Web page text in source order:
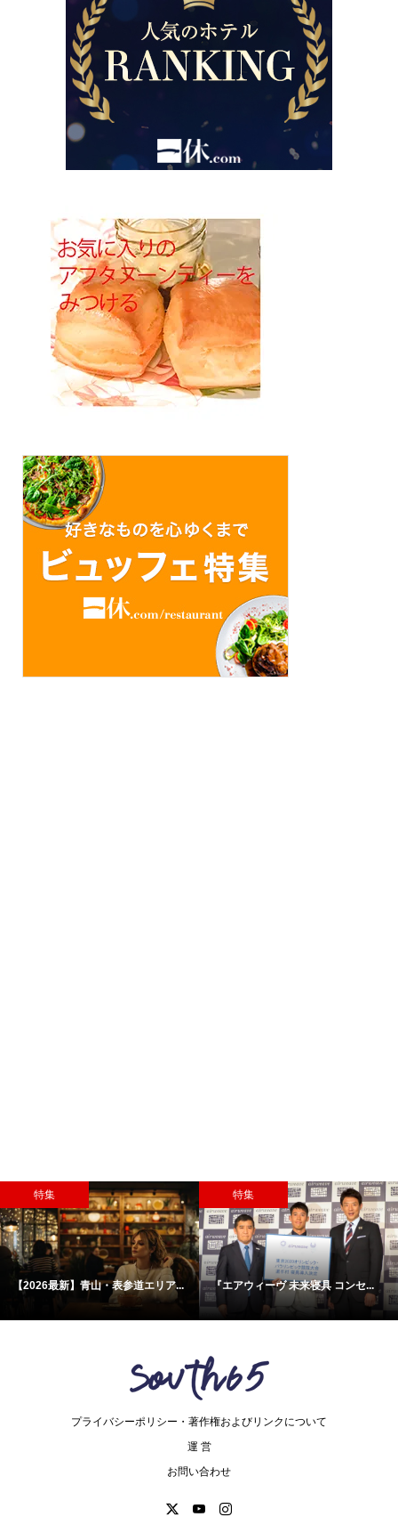
特集
【2026最新】青山・表参道エリア...
特集
『エアウィーヴ 未来寝具 コンセ...
プライバシーポリシー・著作権およびリンクについて
運 営
お問い合わせ